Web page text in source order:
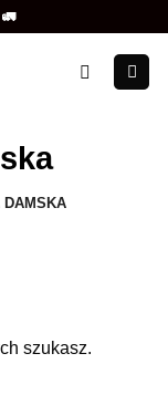
DAMSKA
szukasz.